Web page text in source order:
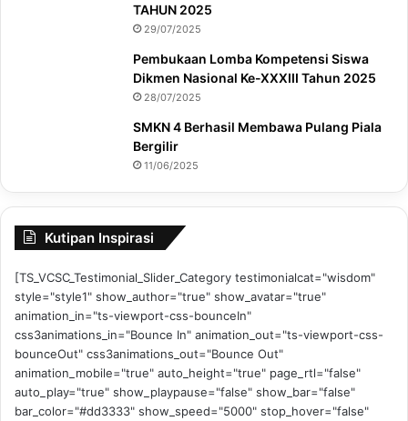
TAHUN 2025
29/07/2025
Pembukaan Lomba Kompetensi Siswa
Dikmen Nasional Ke-XXXIII Tahun 2025
28/07/2025
SMKN 4 Berhasil Membawa Pulang Piala
Bergilir
11/06/2025
Kutipan Inspirasi
[TS_VCSC_Testimonial_Slider_Category testimonialcat="wisdom"
style="style1" show_author="true" show_avatar="true"
animation_in="ts-viewport-css-bounceIn"
css3animations_in="Bounce In" animation_out="ts-viewport-css-
bounceOut" css3animations_out="Bounce Out"
animation_mobile="true" auto_height="true" page_rtl="false"
auto_play="true" show_playpause="false" show_bar="false"
bar_color="#dd3333" show_speed="5000" stop_hover="false"